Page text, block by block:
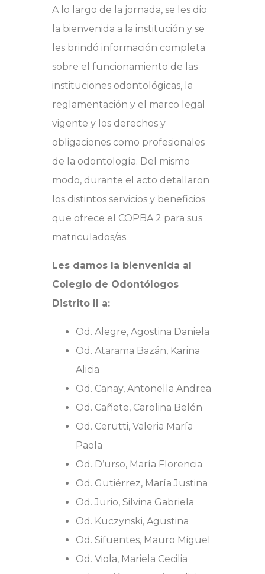
A lo largo de la jornada, se les dio
la bienvenida a la institución y se
les brindó información completa
sobre el funcionamiento de las
instituciones odontológicas, la
reglamentación y el marco legal
vigente y los derechos y
obligaciones como profesionales
de la odontología. Del mismo
modo, durante el acto detallaron
los distintos servicios y beneficios
que ofrece el COPBA 2 para sus
matriculados/as.
Les damos la bienvenida al
Colegio de Odontólogos
Distrito II a:
Od. Alegre, Agostina Daniela
Od. Atarama Bazán, Karina
Alicia
Od. Canay, Antonella Andrea
Od. Cañete, Carolina Belén
Od. Cerutti, Valeria María
Paola
Od. D’urso, María Florencia
Od. Gutiérrez, María Justina
Od. Jurio, Silvina Gabriela
Od. Kuczynski, Agustina
Od. Sifuentes, Mauro Miguel
Od. Viola, Mariela Cecilia